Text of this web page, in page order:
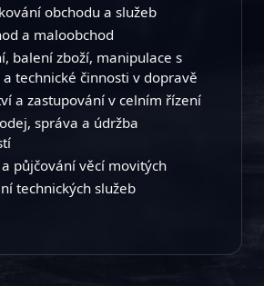
obchodu a služeb
a maloobchod
balení zboží, manipulace s
technické činnosti v dopravě
a zastupování v celním řízení
správa a údržba
půjčování věcí movitých
technických služeb